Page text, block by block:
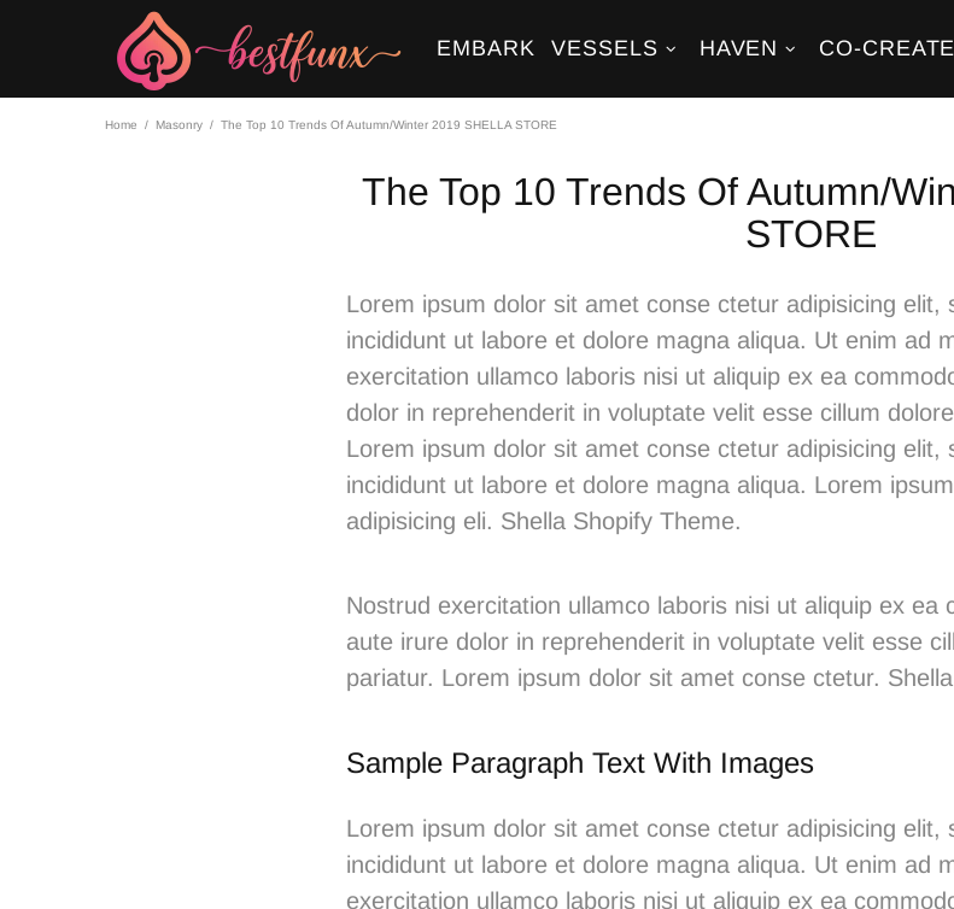
EMBARK VESSELS HAVEN​ CO-CREATE
Home Masonry The Top 10 Trends Of Autumn/Winter 2019 SHELLA STORE
The Top 10 Trends Of Autumn/
STORE
Lorem ipsum dolor sit amet conse ctetur adipisicing elit,
incididunt ut labore et dolore magna aliqua. Ut enim ad
exercitation ullamco laboris nisi ut aliquip ex ea
dolor in reprehenderit in voluptate velit esse cillum
Lorem ipsum dolor sit amet conse ctetur adipisicing elit,
incididunt ut labore et dolore magna aliqua. Lorem
adipisicing eli. Shella Shopify Theme.
Nostrud exercitation ullamco laboris nisi ut aliquip ex ea
aute irure dolor in reprehenderit in voluptate velit esse
pariatur. Lorem ipsum dolor sit amet conse ctetur. Shella
Sample Paragraph Text With Images
Lorem ipsum dolor sit amet conse ctetur adipisicing elit,
incididunt ut labore et dolore magna aliqua. Ut enim ad
exercitation ullamco laboris nisi ut aliquip ex ea